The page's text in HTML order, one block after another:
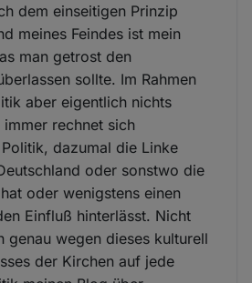
dem einseitigen Prinzip
meines Feindes ist mein
man getrost den
sollte. Im Rahmen
aber eigentlich nichts
rechnet sich
dazumal die Linke
oder sonstwo die
oder wenigstens einen
Einfluß hinterlässt. Nicht
genau wegen dieses kulturell
der Kirchen auf jede